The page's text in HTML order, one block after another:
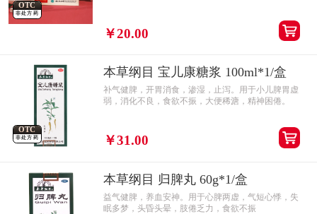
OTC
非处方药
￥20.00
OTC
非处方药
本草纲目 宝儿康糖浆 100ml*1/盒
补气健脾，开胃消食，渗湿，止泻。用于小儿脾胃虚
弱，消化不良，食欲不振，大便稀溏，精神困倦。
￥31.00
本草纲目 归脾丸 60g*1/盒
益气健脾，养血安神。用于心脾两虚，气短心悸，失
眠多梦，头昏头晕，肢倦乏力，食欲不振